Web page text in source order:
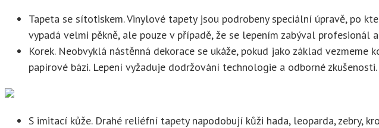
Tapeta se sítotiskem. Vinylové tapety jsou podrobeny speciální úpravě, po
vypadá velmi pěkně, ale pouze v případě, že se lepením zabýval profesionál
Korek. Neobvyklá nástěnná dekorace se ukáže, pokud jako základ
papírové bázi. Lepení vyžaduje dodržování technologie a odborné
S imitací kůže. Drahé reliéfní tapety napodobují kůži hada, leoparda, zebry,